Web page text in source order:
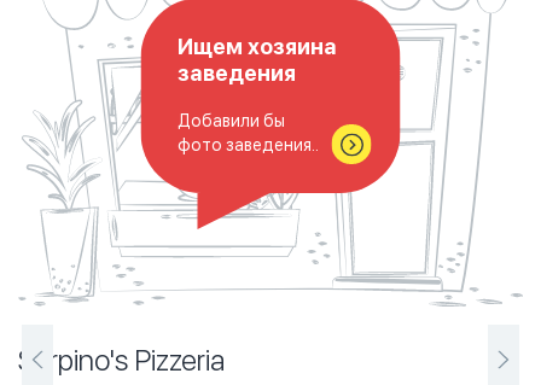
Ищем хозяина
заведения
Добавили бы
фото заведения..
Sarpino's Pizzeria